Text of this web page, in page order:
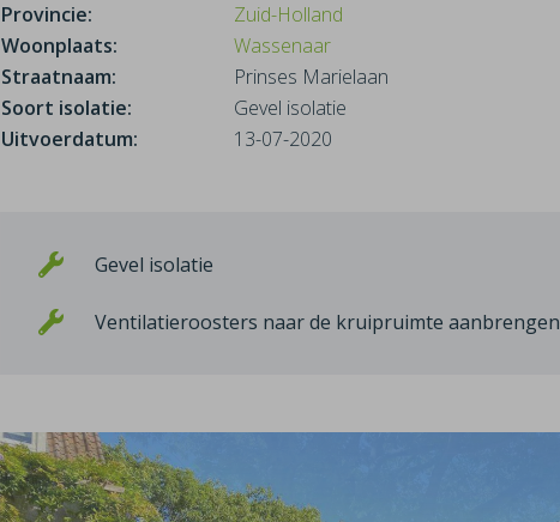
Provincie:
Zuid-Holland
Woonplaats:
Wassenaar
Straatnaam:
Prinses Marielaan
Soort isolatie:
Gevel isolatie
Uitvoerdatum:
13-07-2020
Gevel isolatie
Ventilatieroosters naar de kruipruimte aanbrengen